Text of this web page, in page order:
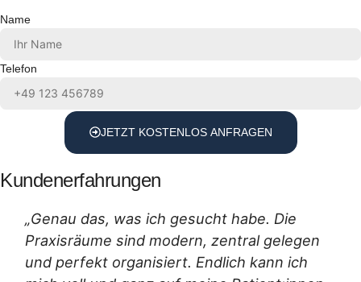
Name
Telefon
JETZT KOSTENLOS ANFRAGEN
Kundenerfahrungen
„Genau das, was ich gesucht habe. Die
Praxisräume sind modern, zentral gelegen
und perfekt organisiert. Endlich kann ich